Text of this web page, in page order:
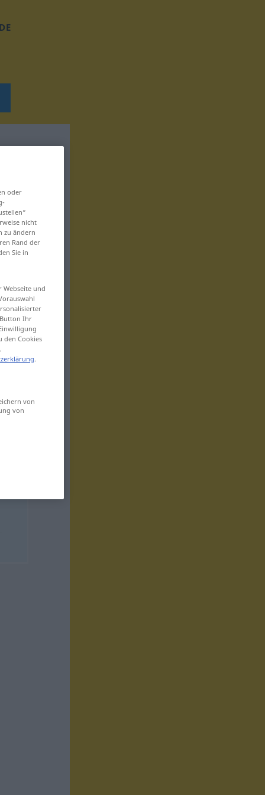
DE
oder
nicht
zu ändern
Rand der
Sie in
und
Ihr
den Cookies
.
von
von